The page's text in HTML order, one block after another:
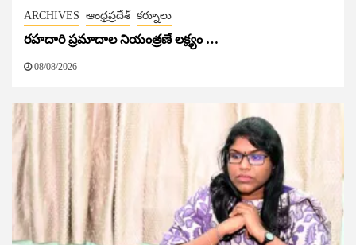
ARCHIVES ఆంధ్రప్రదేశ్ కర్నూలు
రహదారి ప్రమాదాల నియంత్రణే లక్ష్యం …
08/08/2026